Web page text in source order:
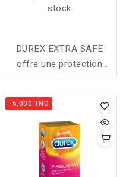
stock
DUREX EXTRA SAFE
offre une protection
renforcée grâce à une
conception plus épaisse
et extra lubrifiée, tout en
maintenant confort et
fiabilité.
-6,000 TND